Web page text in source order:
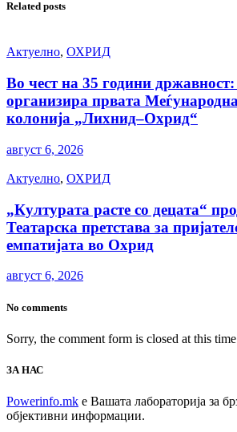
Related posts
Актуелно, ОХРИД
Во чест на 35 години
организира првата
колонија „Лихнид–Охрид“
август 6, 2026
Актуелно, ОХРИД
„Културата расте со децата“
Театарска претстава за
емпатијата во Охрид
август 6, 2026
No comments
Sorry, the comment form is closed at this
ЗА НАС
Powerinfo.mk e Вашата лабораторија за
објективни информации.